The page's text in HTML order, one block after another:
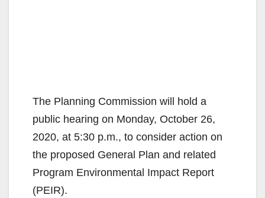
The Planning Commission will hold a
public hearing on Monday, October 26,
2020, at 5:30 p.m., to consider action on
the proposed General Plan and related
Program Environmental Impact Report
(PEIR).